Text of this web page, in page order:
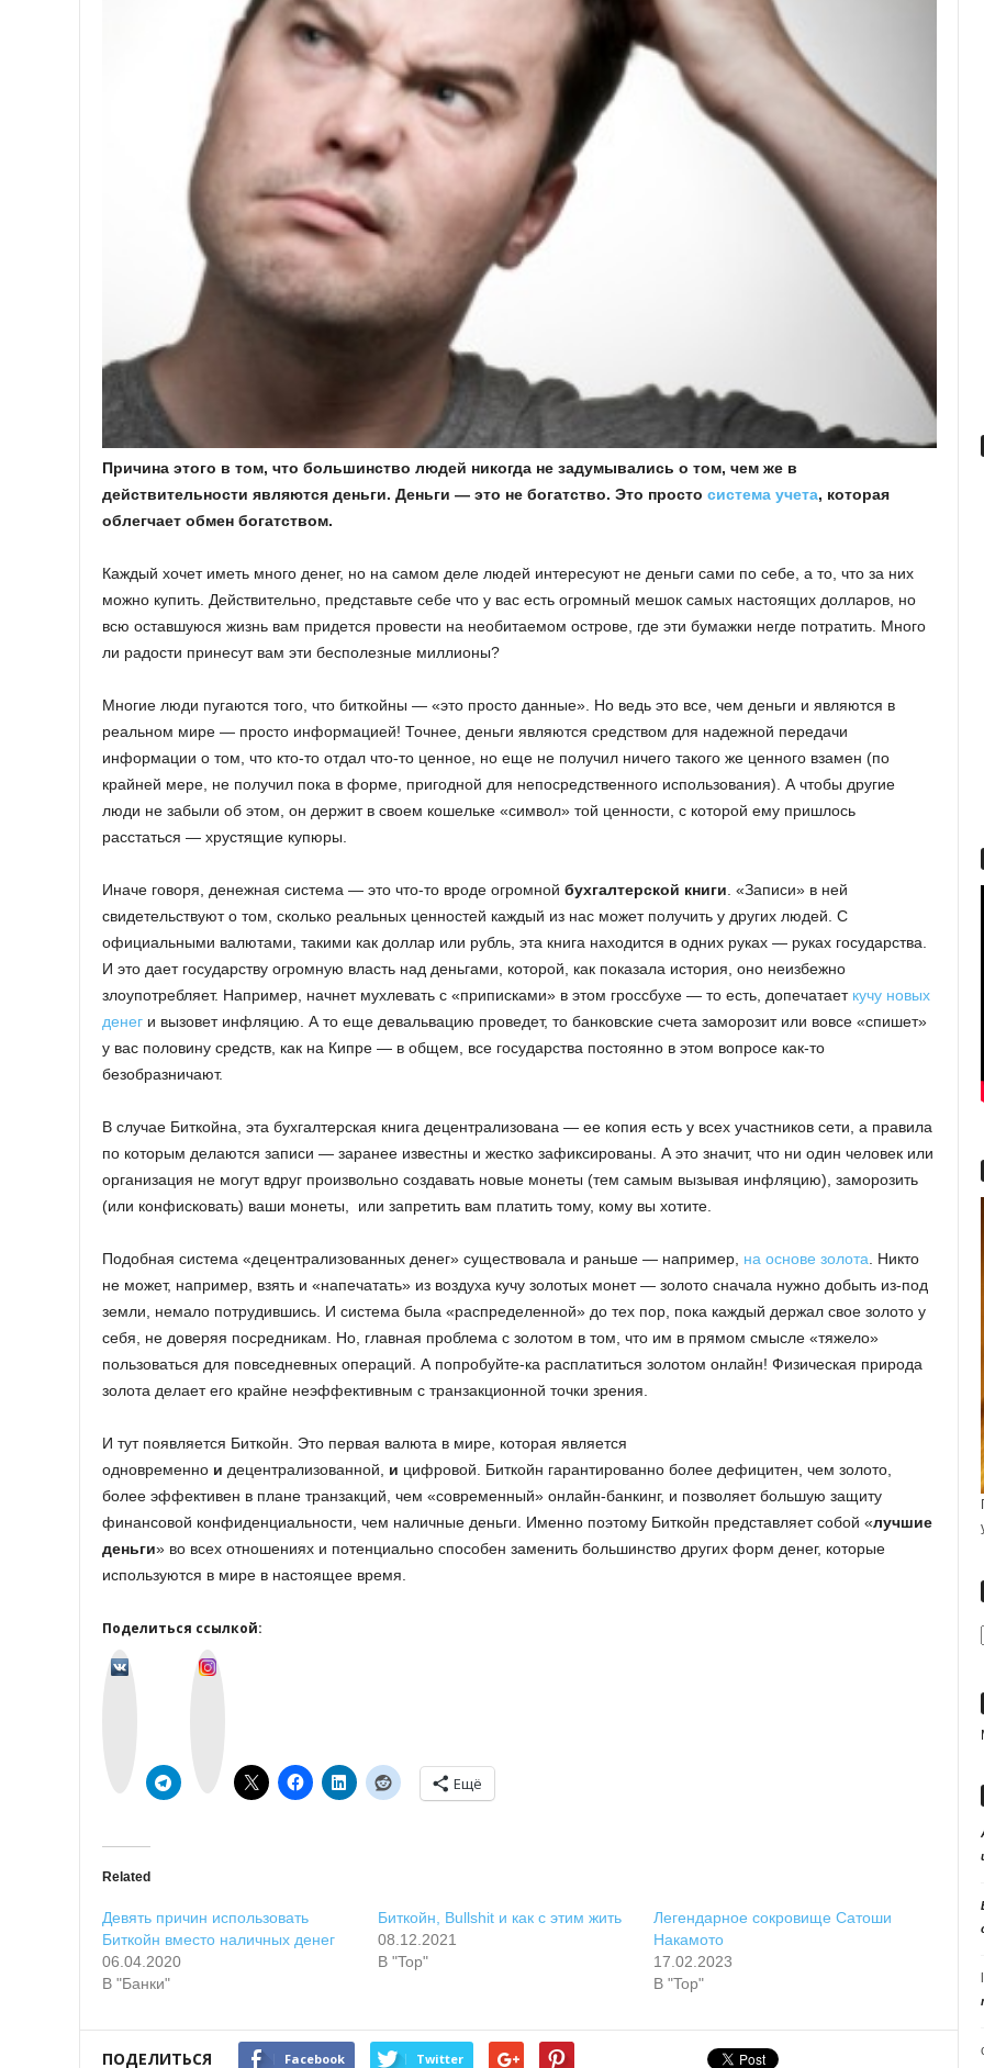
Причина этого в том, что большинство людей никогда не задумывались о том, чем же в
действительности являются деньги. Деньги — это не богатство. Это просто система учета, которая
облегчает обмен богатством.
Каждый хочет иметь много денег, но на самом деле людей интересуют не деньги сами по себе, а то, что за них
можно купить. Действительно, представьте себе что у вас есть огромный мешок самых настоящих долларов, но
всю оставшуюся жизнь вам придется провести на необитаемом острове, где эти бумажки негде потратить. Много
ли радости принесут вам эти бесполезные миллионы?
Многие люди пугаются того, что биткойны — «это просто данные». Но ведь это все, чем деньги и являются в
реальном мире — просто информацией! Точнее, деньги являются средством для надежной передачи
информации о том, что кто-то отдал что-то ценное, но еще не получил ничего такого же ценного взамен (по
крайней мере, не получил пока в форме, пригодной для непосредственного использования). А чтобы другие
люди не забыли об этом, он держит в своем кошельке «символ» той ценности, с которой ему пришлось
расстаться — хрустящие купюры.
Иначе говоря, денежная система — это что-то вроде огромной бухгалтерской книги . «Записи» в ней
свидетельствуют о том, сколько реальных ценностей каждый из нас может получить у других людей. С
официальными валютами, такими как доллар или рубль, эта книга находится в одних руках — руках государства.
И это дает государству огромную власть над деньгами, которой, как показала история, оно неизбежно
злоупотребляет. Например, начнет мухлевать с «приписками» в этом гроссбухе — то есть, допечатает кучу новых
денег и вызовет инфляцию. А то еще девальвацию проведет, то банковские счета заморозит или вовсе «спишет»
у вас половину средств, как на Кипре — в общем, все государства постоянно в этом вопросе как-то
безобразничают.
В случае Биткойна, эта бухгалтерская книга децентрализована — ее копия есть у всех участников сети, а правила
по которым делаются записи — заранее известны и жестко зафиксированы. А это значит, что ни один человек или
организация не могут вдруг произвольно создавать новые монеты (тем самым вызывая инфляцию), заморозить
(или конфисковать) ваши монеты, или запретить вам платить тому, кому вы хотите.
Подобная система «децентрализованных денег» существовала и раньше — например, на основе золота . Никто
не может, например, взять и «напечатать» из воздуха кучу золотых монет — золото сначала нужно добыть из-под
земли, немало потрудившись. И система была «распределенной» до тех пор, пока каждый держал свое золото у
себя, не доверяя посредникам. Но, главная проблема с золотом в том, что им в прямом смысле «тяжело»
пользоваться для повседневных операций. А попробуйте-ка расплатиться золотом онлайн! Физическая природа
золота делает его крайне неэффективным с транзакционной точки зрения.
И тут появляется Биткойн. Это первая валюта в мире, которая является
одновременно и децентрализованной, и цифровой. Биткойн гарантированно более дефицитен, чем золото,
более эффективен в плане транзакций, чем «современный» онлайн-банкинг, и позволяет большую защиту
финансовой конфиденциальности, чем наличные деньги. Именно поэтому Биткойн представляет собой «лучшие
деньги» во всех отношениях и потенциально способен заменить большинство других форм денег, которые
используются в мире в настоящее время.
Поделиться ссылкой:
Ещё
Related
Девять причин использовать
Биткойн вместо наличных денег
06.04.2020
В "Банки"
Биткойн, Bullshit и как с этим жить
08.12.2021
В "Top"
Легендарное сокровище Сатоши
Накамото
17.02.2023
В "Top"
ПОДЕЛИТЬСЯ Facebook Twitter